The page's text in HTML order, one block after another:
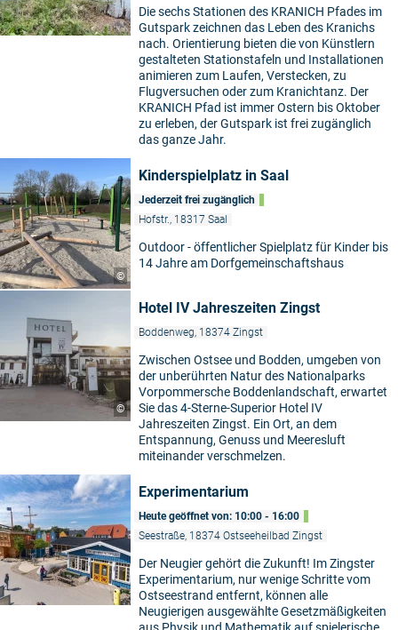
Die sechs Stationen des KRANICH Pfades im
Gutspark zeichnen das Leben des Kranichs
nach. Orientierung bieten die von Künstlern
gestalteten Stationstafeln und Installationen
animieren zum Laufen, Verstecken, zu
Flugversuchen oder zum Kranichtanz. Der
KRANICH Pfad ist immer Ostern bis Oktober
zu erleben, der Gutspark ist frei zugänglich
das ganze Jahr.
©
Kinderspielplatz in Saal
Jederzeit frei zugänglich
Hofstr., 18317 Saal
Outdoor - öffentlicher Spielplatz für Kinder bis
14 Jahre am Dorfgemeinschaftshaus
©
Hotel IV Jahreszeiten Zingst
Boddenweg, 18374 Zingst
Zwischen Ostsee und Bodden, umgeben von
der unberührten Natur des Nationalparks
Vorpommersche Boddenlandschaft, erwartet
Sie das 4-Sterne-Superior Hotel IV
Jahreszeiten Zingst. Ein Ort, an dem
Entspannung, Genuss und Meeresluft
miteinander verschmelzen.
Experimentarium
Heute geöffnet von: 10:00 - 16:00
Seestraße, 18374 Ostseeheilbad Zingst
Der Neugier gehört die Zukunft! Im Zingster
Experimentarium, nur wenige Schritte vom
Ostseestrand entfernt, können alle
Neugierigen ausgewählte Gesetzmäßigkeiten